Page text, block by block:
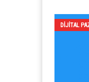
DIJITAL